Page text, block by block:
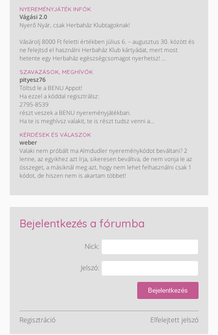
NYEREMÉNYJÁTÉK INFÓK
Vágási 2.0
Nyerő Nyár, csak Herbaház Klubtagoknak!
Vásárolj 8000 Ft feletti értékben július 6. – augusztus 30. között és
ne felejtsd el használni Herbaház Klub kártyádat, mert most
hetente egy Herbaház egészségcsomagot nyerhetsz!
Ha legalább háromszor vásárolsz 8000 Ft felett július 6. és
augusztus 30. között, tiéd lehet a főnyeremény:
A 100 000 Ft-os Herbaház bevásárlás! Kisorsolunk egy 30 000 és
egy 50 000 Ft értékben levásárolható ajándékkártyát is. Így könnyű
spórolni!
SZAVAZÁSOK, MEGHÍVÓK
pityesz76
Töltsd le a BENU Appot!
Ha ezzel a kóddal regisztrálsz:
2795-8539
részt veszek a BENU nyereményjátékban.
Ha te is meghívsz valakit, te is részt tudsz venni a
Letöltés és részletek:
https://onelink.to/a4722n
KÉRDÉSEK ÉS VÁLASZOK
weber
Valaki nem próbált ma Almdudler nyereménykódot beváltani? 2
lenne, az egyikhez azt írja, sikeresen beváltva, de nem vonja le az
összeget, a másiknál meg azt, hogy nem lehet felhasználni csak 1
kódot, de hiszen nem is akartam többet!
Bejelentkezés a fórumba
Nick:
Jelszó:
Bejelentkezés
Regisztráció Elfelejtett jelszó